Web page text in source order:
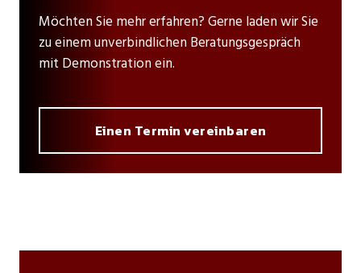
Möchten Sie mehr erfahren? Gerne laden wir Sie
zu einem unverbindlichen Beratungsgespräch
mit Demonstration ein.
Einen Termin vereinbaren